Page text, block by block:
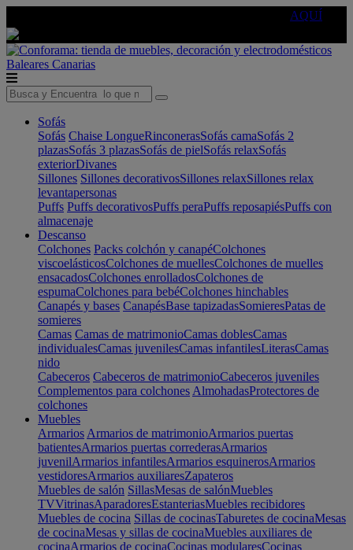
AQUÍ
Baleares Canarias
Sofás
Sofás Chaise LongueRinconerasSofás camaSofás 2
plazasSofás 3 plazasSofás de pielSofás relaxSofás
exteriorDivanes
Sillones Sillones decorativosSillones relaxSillones relax
levantapersonas
Puffs Puffs decorativosPuffs peraPuffs reposapiésPuffs con
almacenaje
Descanso
Colchones Packs colchón y canapéColchones
viscoelásticosColchones de muellesColchones de muelles
ensacadosColchones enrolladosColchones de
espumaColchones para bebéColchones hinchables
Canapés y bases CanapésBase tapizadasSomieresPatas de
somieres
Camas Camas de matrimonioCamas doblesCamas
individualesCamas juvenilesCamas infantilesLiterasCamas
nido
Cabeceros Cabeceros de matrimonioCabeceros juveniles
Complementos para colchones AlmohadasProtectores de
colchones
Muebles
Armarios Armarios de matrimonioArmarios puertas
batientesArmarios puertas correderasArmarios
juvenilArmarios infantilesArmarios esquinerosArmarios
vestidoresArmarios auxiliaresZapateros
Muebles de salón SillasMesas de salónMuebles
TVVitrinasAparadoresEstanteriasMuebles recibidores
Muebles de cocina Sillas de cocinasTaburetes de cocinaMesas
de cocinaMesas y sillas de cocinaMuebles auxiliares de
cocinaArmarios de cocinaCocinas modularesCocinas